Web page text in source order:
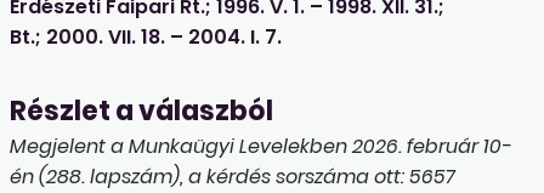
Erdészeti Faipari Rt.; 1996. V. 1. – 1998. XII. 31.;
Bt.; 2000. VII. 18. – 2004. I. 7.
Részlet a válaszból
Megjelent a Munkaügyi Levelekben 2026. február 10-
én (288. lapszám), a kérdés sorszáma ott: 5657